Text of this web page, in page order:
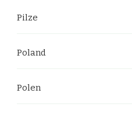
Pilze
Poland
Polen